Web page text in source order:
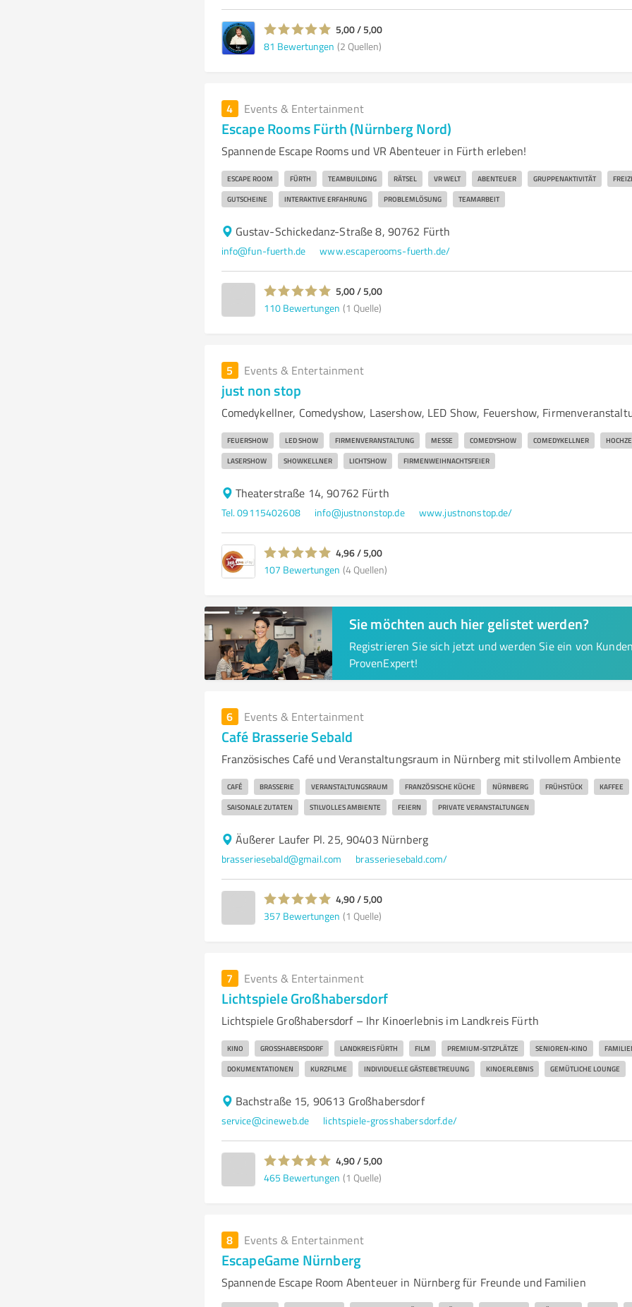
5,00 / 5,00
81 Bewertungen (2 Quellen)
4 Events & Entertainment
Escape Rooms Fürth (Nürnberg Nord)
Spannende Escape Rooms und VR Abenteuer in Fürth erleben!
ESCAPE ROOM FÜRTH TEAMBUILDING RÄTSEL VR WELT ABENTEUER GRUPPENAKTIVITÄT
GUTSCHEINE INTERAKTIVE ERFAHRUNG PROBLEMLÖSUNG TEAMARBEIT
Gustav-Schickedanz-Straße 8, 90762 Fürth
info@fun-fuerth.de www.escaperooms-fuerth.de/
5,00 / 5,00
110 Bewertungen (1 Quelle)
5 Events & Entertainment
just non stop
Comedykellner, Comedyshow, Lasershow, LED Show, Feuershow,
FEUERSHOW LED SHOW FIRMENVERANSTALTUNG MESSE COMEDYSHOW COMEDYKELLNER
LASERSHOW SHOWKELLNER LICHTSHOW FIRMENWEIHNACHTSFEIER
Theaterstraße 14, 90762 Fürth
Tel. 09115402608 info@justnonstop.de www.justnonstop.de/
4,96 / 5,00
107 Bewertungen (4 Quellen)
Sie möchten auch hier gelistet werden?
Registrieren Sie sich jetzt und werden Sie ein von
ProvenExpert!
6 Events & Entertainment
Café Brasserie Sebald
Französisches Café und Veranstaltungsraum in Nürnberg mit stilvollem Ambiente
CAFÉ BRASSERIE VERANSTALTUNGSRAUM FRANZÖSISCHE KÜCHE NÜRNBERG FRÜHSTÜCK KAFFEE
SAISONALE ZUTATEN STILVOLLES AMBIENTE FEIERN PRIVATE VERANSTALTUNGEN
Äußerer Laufer Pl. 25, 90403 Nürnberg
brasseriesebald@gmail.com brasseriesebald.com/
4,90 / 5,00
357 Bewertungen (1 Quelle)
7 Events & Entertainment
Lichtspiele Großhabersdorf
Lichtspiele Großhabersdorf – Ihr Kinoerlebnis im Landkreis Fürth
KINO GROSSHABERSDORF LANDKREIS FÜRTH FILM PREMIUM-SITZPLÄTZE SENIOREN-KINO
DOKUMENTATIONEN KURZFILME INDIVIDUELLE GÄSTEBETREUUNG KINOERLEBNIS GEMÜTLICHE LOUNGE
Bachstraße 15, 90613 Großhabersdorf
service@cineweb.de lichtspiele-grosshabersdorf.de/
4,90 / 5,00
465 Bewertungen (1 Quelle)
8 Events & Entertainment
EscapeGame Nürnberg
Spannende Escape Room Abenteuer in Nürnberg für Freunde und Familien